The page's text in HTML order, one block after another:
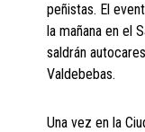
peñistas. El
la mañana en el
saldrán
Valdebebas.
Una vez en la